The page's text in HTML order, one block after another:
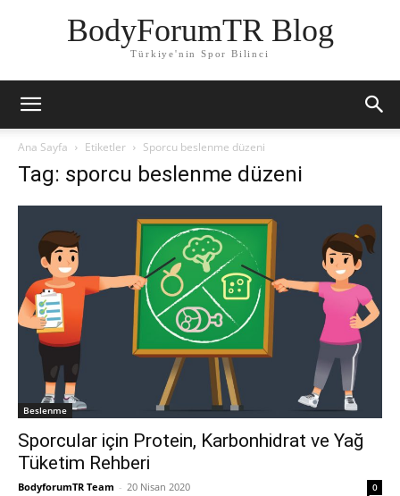
BodyForumTR Blog
Türkiye'nin Spor Bilinci
Ana Sayfa Etiketler Sporcu beslenme düzeni
Tag: sporcu beslenme düzeni
Beslenme
Sporcular için Protein, Karbonhidrat ve Yağ
Tüketim Rehberi
BodyforumTR Team - 20 Nisan 2020 0